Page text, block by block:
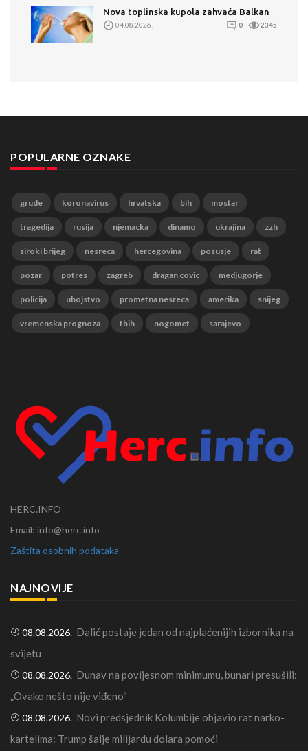
Nova toplinska kupola zahvaća Balkan
04.08.2026. 0 2345
POPULARNE OZNAKE
grude koronavirus hrvatska bih mostar
tragedija rusija njemacka dinamo ukrajina zzh
siroki brijeg nesreca hercegovina posusje rat
pozar potres zagreb dragan covic medjugorje
policija ubojstvo prometna nesreca amerika snijeg
vremenska prognoza fbih nogomet sarajevo
HERC.INFO
Email: info@herc.info
Zaštita osobnih podataka
NAJNOVIJE
08.08.2026. Dalić postaje jedan od najplaćenijih izbornika na
svijetu
08.08.2026. Dunav na povijesnom minimumu, bunari presušili:
„Ovako nešto nije viđeno“
08.08.2026. Novi predsjednik Kolumbije objavio rat narko-
kartelima: Trump šalje milijardu dolara pomoći